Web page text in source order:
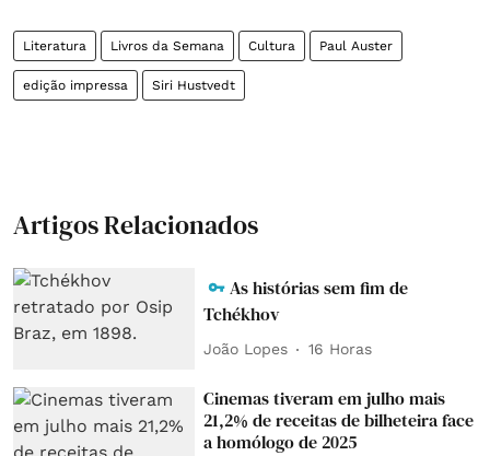
Literatura Livros da Semana Cultura Paul Auster
edição impressa Siri Hustvedt
Artigos Relacionados
As histórias sem fim de
Tchékhov
João Lopes 16 Horas
Cinemas tiveram em julho mais
21,2% de receitas de bilheteira face
a homólogo de 2025